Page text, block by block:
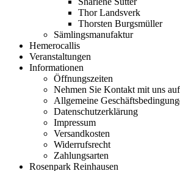
Thor Landsverk
Thorsten Burgsmüller
Sämlingsmanufaktur
Hemerocallis
Veranstaltungen
Informationen
Öffnungszeiten
Nehmen Sie Kontakt mit uns
Allgemeine
Datenschutzerklärung
Impressum
Versandkosten
Widerrufsrecht
Zahlungsarten
Rosenpark Reinhausen